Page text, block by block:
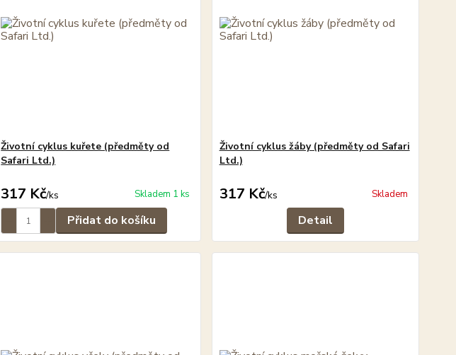
Životní cyklus kuřete (předměty od
Safari Ltd.)
317 Kč/ks Skladem 1 ks
Přidat do košíku
Životní cyklus žáby (předměty od Safari
Ltd.)
317 Kč/ks Skladem
Detail